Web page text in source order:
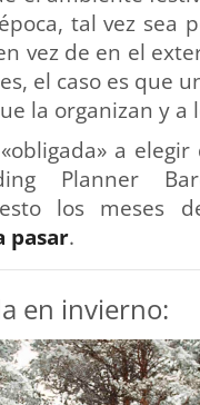
tal vez sea
vez de en el
el caso es que
la organizan y
a
Planner
los meses
pasar.
en invierno: